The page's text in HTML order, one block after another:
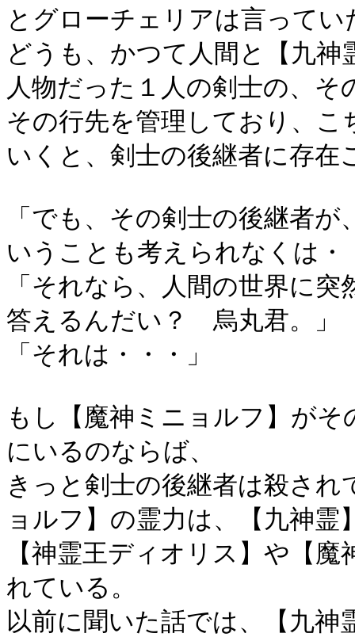
とグローチェリアは言ってい
どうも、かつて人間と【九
人物だった１人の剣士の、そ
その行先を管理しており、
いくと、剣士の後継者に存
「でも、その剣士の後継者
いうことも考えられなくは・
「それなら、人間の世界に
答えるんだい？ 烏丸君。」
「それは・・・」
もし【魔神ミニョルフ】が
にいるのならば、
きっと剣士の後継者は殺さ
ョルフ】の霊力は、【九神霊
【神霊王ディオリス】や【
れている。
以前に聞いた話では、【九神